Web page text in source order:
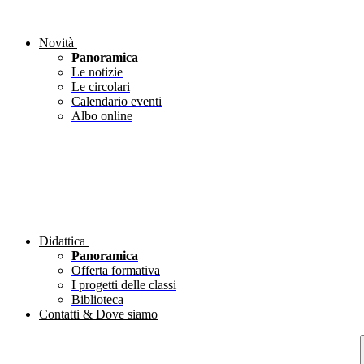
Novità
Panoramica
Le notizie
Le circolari
Calendario eventi
Albo online
Didattica
Panoramica
Offerta formativa
I progetti delle classi
Biblioteca
Contatti & Dove siamo